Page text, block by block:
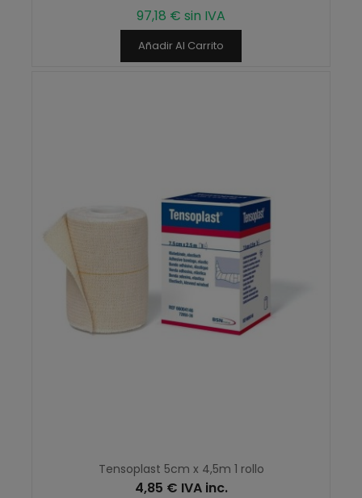
97,18 € sin IVA
Añadir Al Carrito
Tensoplast 5cm x 4,5m 1 rollo
4,85 € IVA inc.